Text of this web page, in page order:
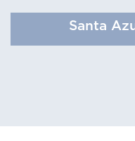
Santa